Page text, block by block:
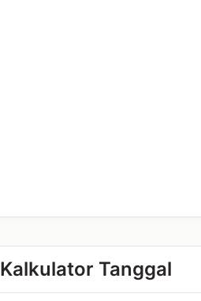
Kalkulator Tanggal